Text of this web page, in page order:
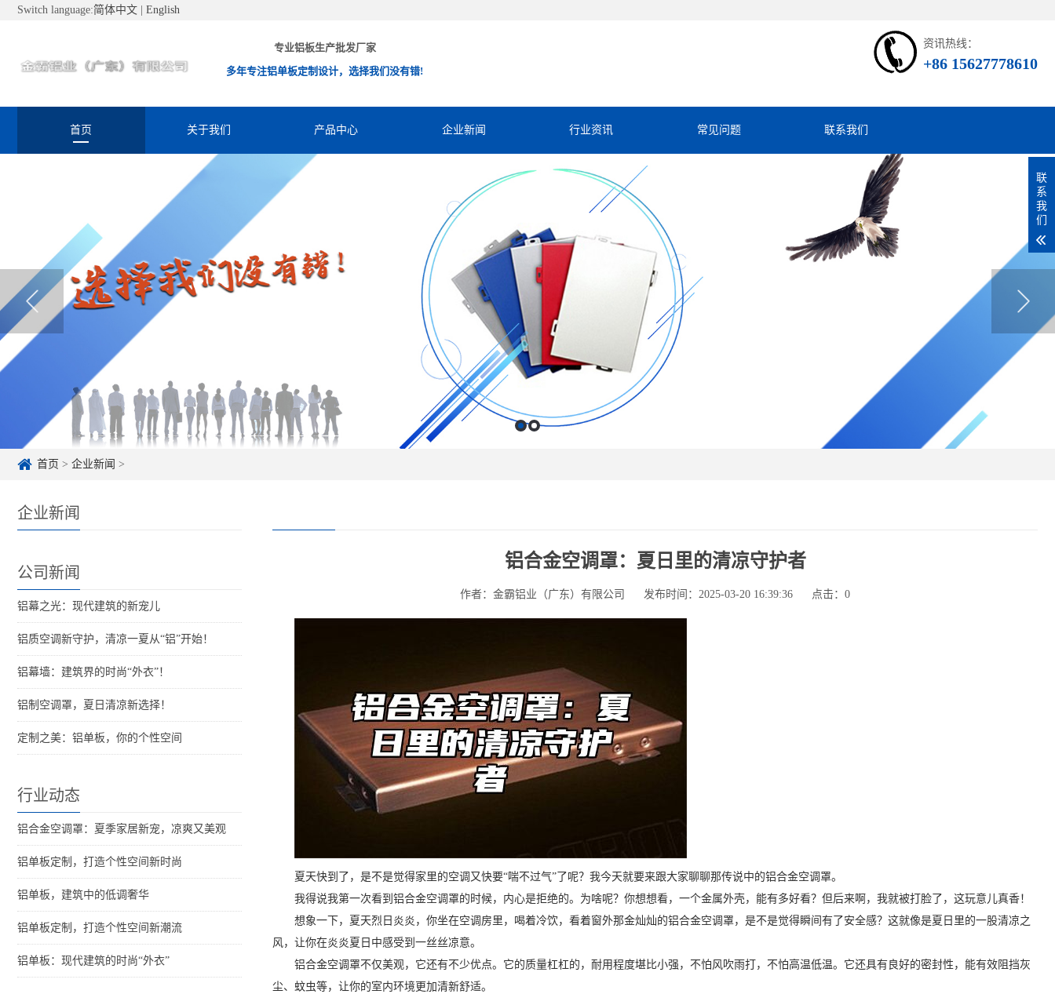
Switch language:简体中文 English
专业铝板生产批发厂家
多年专注铝单板定制设计，选择我们没有错!
资讯热线：
+86 15627778610
首页 关于我们 产品中心 企业新闻 行业资讯 常见问题 联系我们
首页 > 企业新闻 >
企业新闻
公司新闻
铝幕之光：现代建筑的新宠儿
铝质空调新守护，清凉一夏从“铝”开始！
铝幕墙：建筑界的时尚“外衣”！
铝制空调罩，夏日清凉新选择！
定制之美：铝单板，你的个性空间
行业动态
铝合金空调罩：夏季家居新宠，凉爽又美观
铝单板定制，打造个性空间新时尚
铝单板，建筑中的低调奢华
铝单板定制，打造个性空间新潮流
铝单板：现代建筑的时尚“外衣”
铝合金空调罩：夏日里的清凉守护者
作者：金霸铝业（广东）有限公司 发布时间：2025-03-20 16:39:36 点击： 0
夏天快到了，是不是觉得家里的空调又快要“喘不过气”了呢？我今天就要来跟大家聊聊那传说中的铝合金空调罩。
我得说我第一次看到铝合金空调罩的时候，内心是拒绝的。为啥呢？你想想看，一个金属外壳，能有多好看？但后来啊，我就被打脸了，这玩意儿真香！
想象一下，夏天烈日炎炎，你坐在空调房里，喝着冷饮，看着窗外那金灿灿的铝合金空调罩，是不是觉得瞬间有了安全感？这就像是夏日里的一股清凉之
风，让你在炎炎夏日中感受到一丝丝凉意。
铝合金空调罩不仅美观，它还有不少优点。它的质量杠杠的，耐用程度堪比小强，不怕风吹雨打，不怕高温低温。它还具有良好的密封性，能有效阻挡灰
尘、蚊虫等，让你的室内环境更加清新舒适。
联
系
我
们